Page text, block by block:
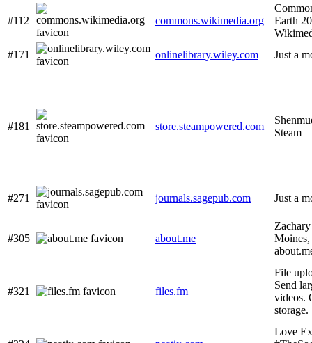
#112 commons.wikimedia.org
Earth
#171
onlinelibrary.wiley.com Just a
#181 store.steampowered.com
Steam
#271 journals.sagepub.com Just a
#305 about.me
#321 files.fm
File
Send
videos.
storage.
Love